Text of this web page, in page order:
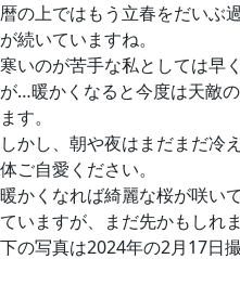
暦の上ではもう立春をだいぶ
が続いていますね。
寒いのが苦手な私としては早
が…暖かくなると今度は天敵
ます。
しかし、朝や夜はまだまだ冷
体ご自愛ください。
暖かくなれば綺麗な桜が咲い
ていますが、まだ先かもしれま
下の写真は2024年の2月17日